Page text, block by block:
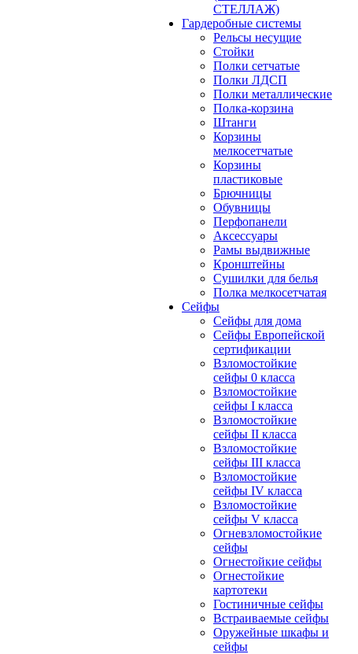
СТЕЛЛАЖ)
Гардеробные системы
Рельсы несущие
Стойки
Полки сетчатые
Полки ЛДСП
Полки металлические
Полка-корзина
Штанги
Корзины
мелкосетчатые
Корзины
пластиковые
Брючницы
Обувницы
Перфопанели
Аксессуары
Рамы выдвижные
Кронштейны
Сушилки для белья
Полка мелкосетчатая
Сейфы
Сейфы для дома
Сейфы Европейской
сертификации
Взломостойкие
сейфы 0 класса
Взломостойкие
сейфы I класса
Взломостойкие
сейфы II класса
Взломостойкие
сейфы III класса
Взломостойкие
сейфы IV класса
Взломостойкие
сейфы V класса
Огневзломостойкие
сейфы
Огнестойкие сейфы
Огнестойкие
картотеки
Гостиничные сейфы
Встраиваемые сейфы
Оружейные шкафы и
сейфы